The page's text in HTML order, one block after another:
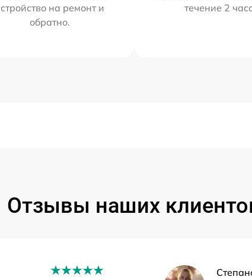
на ремонт и
обратно.
течение 2
Отзывы наших